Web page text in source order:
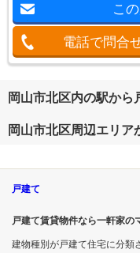
こ
電話で問合
岡山市北区内の駅から
岡山市北区周辺エリ
戸建て
戸建て賃貸物件なら一軒家の
建物種別が戸建て住宅に分類